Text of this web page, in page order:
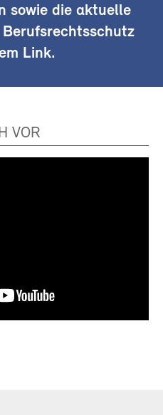
sowie die aktuelle
Berufsrechtsschutz
Link.
VOR